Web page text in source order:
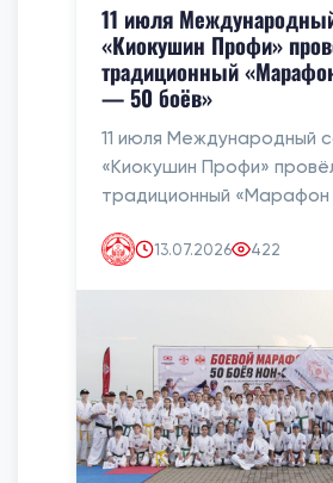
11 июля
«Киокушин Профи»
традиционный
— 50 боёв»
11 июля Международный
«Киокушин Профи»
традиционный «Марафон
13.07.2026 422